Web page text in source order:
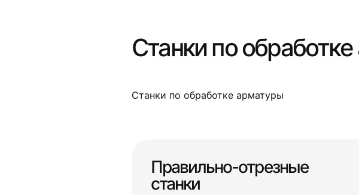
Станки по
Станки по обработке арматуры
Правильно-отрезные
станки